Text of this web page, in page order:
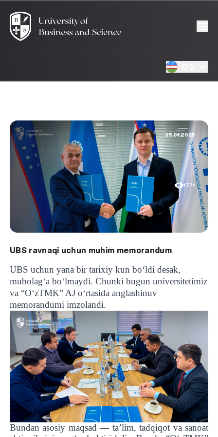
25.01.2025
1771
UBS ravnaqi uchun muhim memorandum
UBS uchun yana bir tarixiy kun bo‘ldi desak,
mubolag‘a bo‘lmaydi. Chunki bugun universitetimiz
va “O‘zTMK” AJ o‘rtasida anglashinuv
memorandumi imzolandi.
Bundan asosiy maqsad — ta’lim, tadqiqot va sanoat